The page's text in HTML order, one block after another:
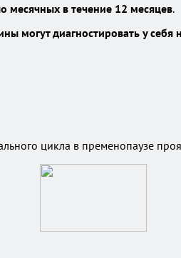
месячных в течение 12 месяцев.
диагностировать у
цикла в пременопаузе